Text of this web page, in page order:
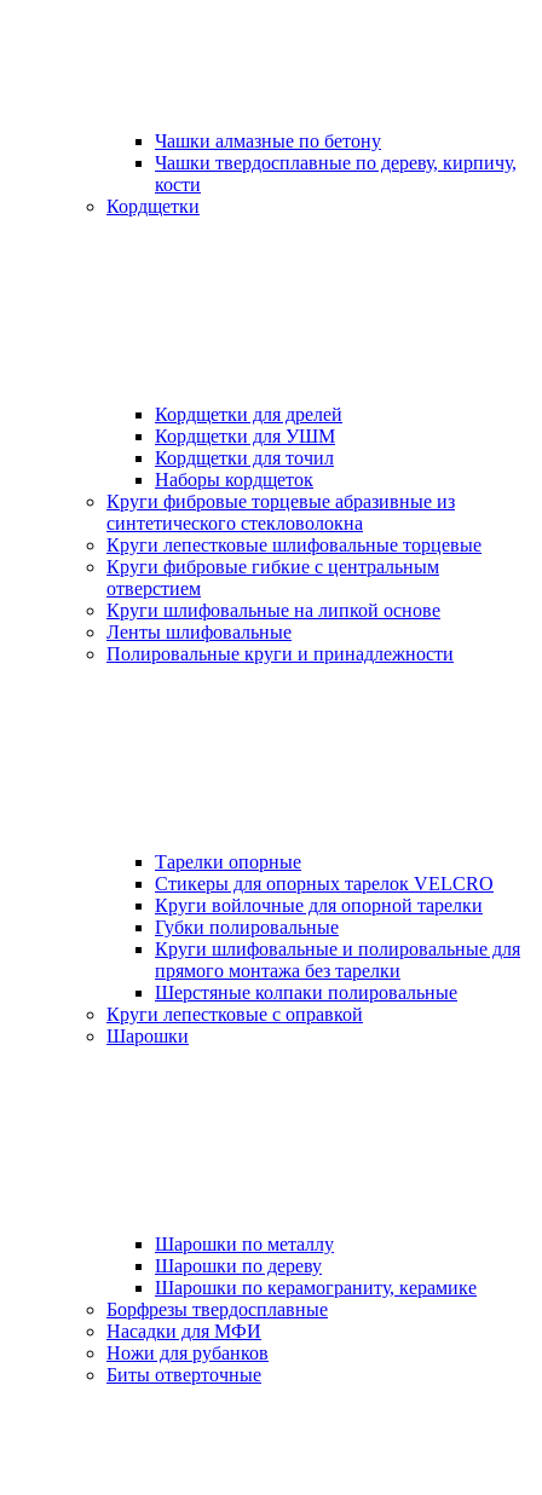
Чашки алмазные по бетону
Чашки твердосплавные по дереву, кирпичу,
кости
Кордщетки
Кордщетки для дрелей
Кордщетки для УШМ
Кордщетки для точил
Наборы кордщеток
Круги фибровые торцевые абразивные из
синтетического стекловолокна
Круги лепестковые шлифовальные торцевые
Круги фибровые гибкие с центральным
отверстием
Круги шлифовальные на липкой основе
Ленты шлифовальные
Полировальные круги и принадлежности
Тарелки опорные
Стикеры для опорных тарелок VELCRO
Круги войлочные для опорной тарелки
Губки полировальные
Круги шлифовальные и полировальные для
прямого монтажа без тарелки
Шерстяные колпаки полировальные
Круги лепестковые с оправкой
Шарошки
Шарошки по металлу
Шарошки по дереву
Шарошки по керамограниту, керамике
Борфрезы твердосплавные
Насадки для МФИ
Ножи для рубанков
Биты отверточные